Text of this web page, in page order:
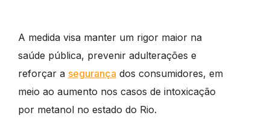
A medida visa manter um rigor maior na
saúde pública, prevenir adulterações e
reforçar a segurança dos consumidores, em
meio ao aumento nos casos de intoxicação
por metanol no estado do Rio.